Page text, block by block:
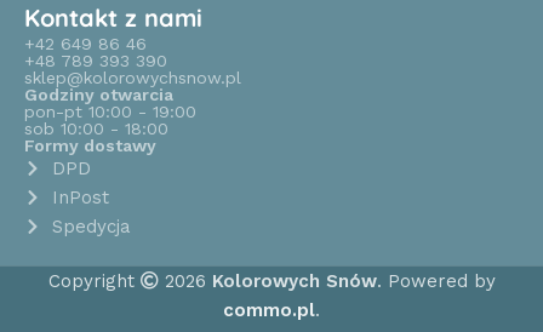
Kontakt z nami
+42 649 86 46
+48 789 393 390
sklep@kolorowychsnow.pl
Godziny otwarcia
pon-pt 10:00 - 19:00
sob 10:00 - 18:00
Formy dostawy
DPD
InPost
Spedycja
Copyright 2026 Kolorowych Snów. Powered by
commo.pl.